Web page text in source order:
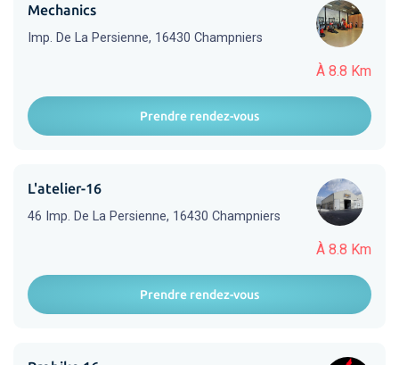
À 8.8 Km
Mechanics
Imp. De La Persienne, 16430 Champniers
Prendre rendez-vous
À 8.8 Km
L'atelier-16
46 Imp. De La Persienne, 16430 Champniers
Prendre rendez-vous